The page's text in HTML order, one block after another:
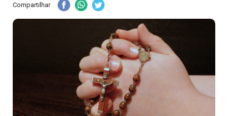
Compartilhar